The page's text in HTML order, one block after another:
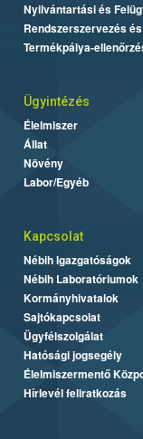
Nyilvántartási és
Rendszerszervezés
Termékpálya-
Ügyintézés
Élelmiszer
Állat
Növény
Labor/Egyéb
Kapcsolat
Nébih Igazgatóságok
Nébih Laboratóriumok
Kormányhivatalok
Sajtókapcsolat
Ügyfélszolgálat
Hatósági jogsegély
Élelmiszermentő
Hírlevél feliratkozás